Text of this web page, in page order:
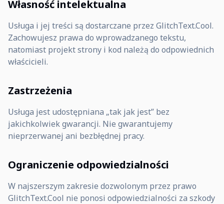
Własność intelektualna
Usługa i jej treści są dostarczane przez GlitchText.Cool.
Zachowujesz prawa do wprowadzanego tekstu,
natomiast projekt strony i kod należą do odpowiednich
właścicieli.
Zastrzeżenia
Usługa jest udostępniana „tak jak jest” bez
jakichkolwiek gwarancji. Nie gwarantujemy
nieprzerwanej ani bezbłędnej pracy.
Ograniczenie odpowiedzialności
W najszerszym zakresie dozwolonym przez prawo
GlitchText.Cool nie ponosi odpowiedzialności za szkody